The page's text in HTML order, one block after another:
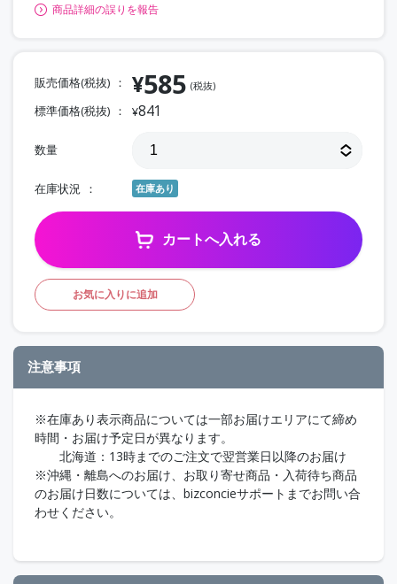
商品詳細の誤りを報告
販売価格(税抜) ¥585 (税抜)
標準価格(税抜) ¥841
数量
在庫状況 在庫あり
カートへ入れる
お気に入りに追加
注意事項
※在庫あり表示商品については一部お届けエリアにて締め
時間・お届け予定日が異なります。
北海道：13時までのご注文で翌営業日以降のお届け
※沖縄・離島へのお届け、お取り寄せ商品・入荷待ち商品
のお届け日数については、bizconcieサポートまでお問い合
わせください。